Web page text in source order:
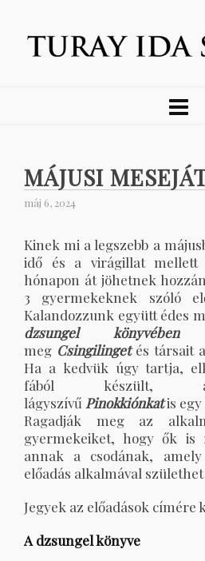
MÁJUSI
máj 6, 2024
Kinek mi a legszebb a
idő és a virágillat
hónapon át jöhetnek
3 gyermekeknek szóló
Kalandozzunk együtt édes
dzsungel könyvében
meg Csingilingetés társait
Ha a kedvük úgy tartja,
fából készült,
lágyszívű Pinokkiónkatis egy
Ragadják meg az
gyermekeiket, hogy ők is
annak a csodának,
előadás alkalmával
Jegyek az előadások címére
A dzsungel könyve